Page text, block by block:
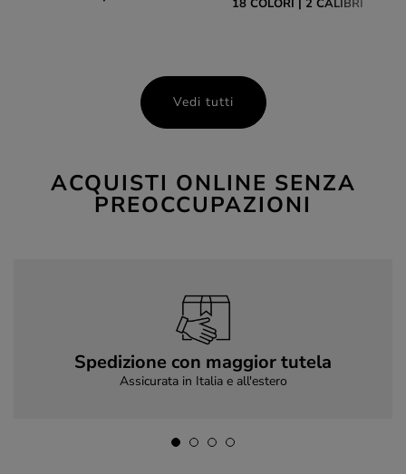
18 COLORI 2 CALIBRI
Vedi tutti
ACQUISTI ONLINE SENZA
PREOCCUPAZIONI
Spedizione con maggior tutela
Assicurata in Italia e all'estero